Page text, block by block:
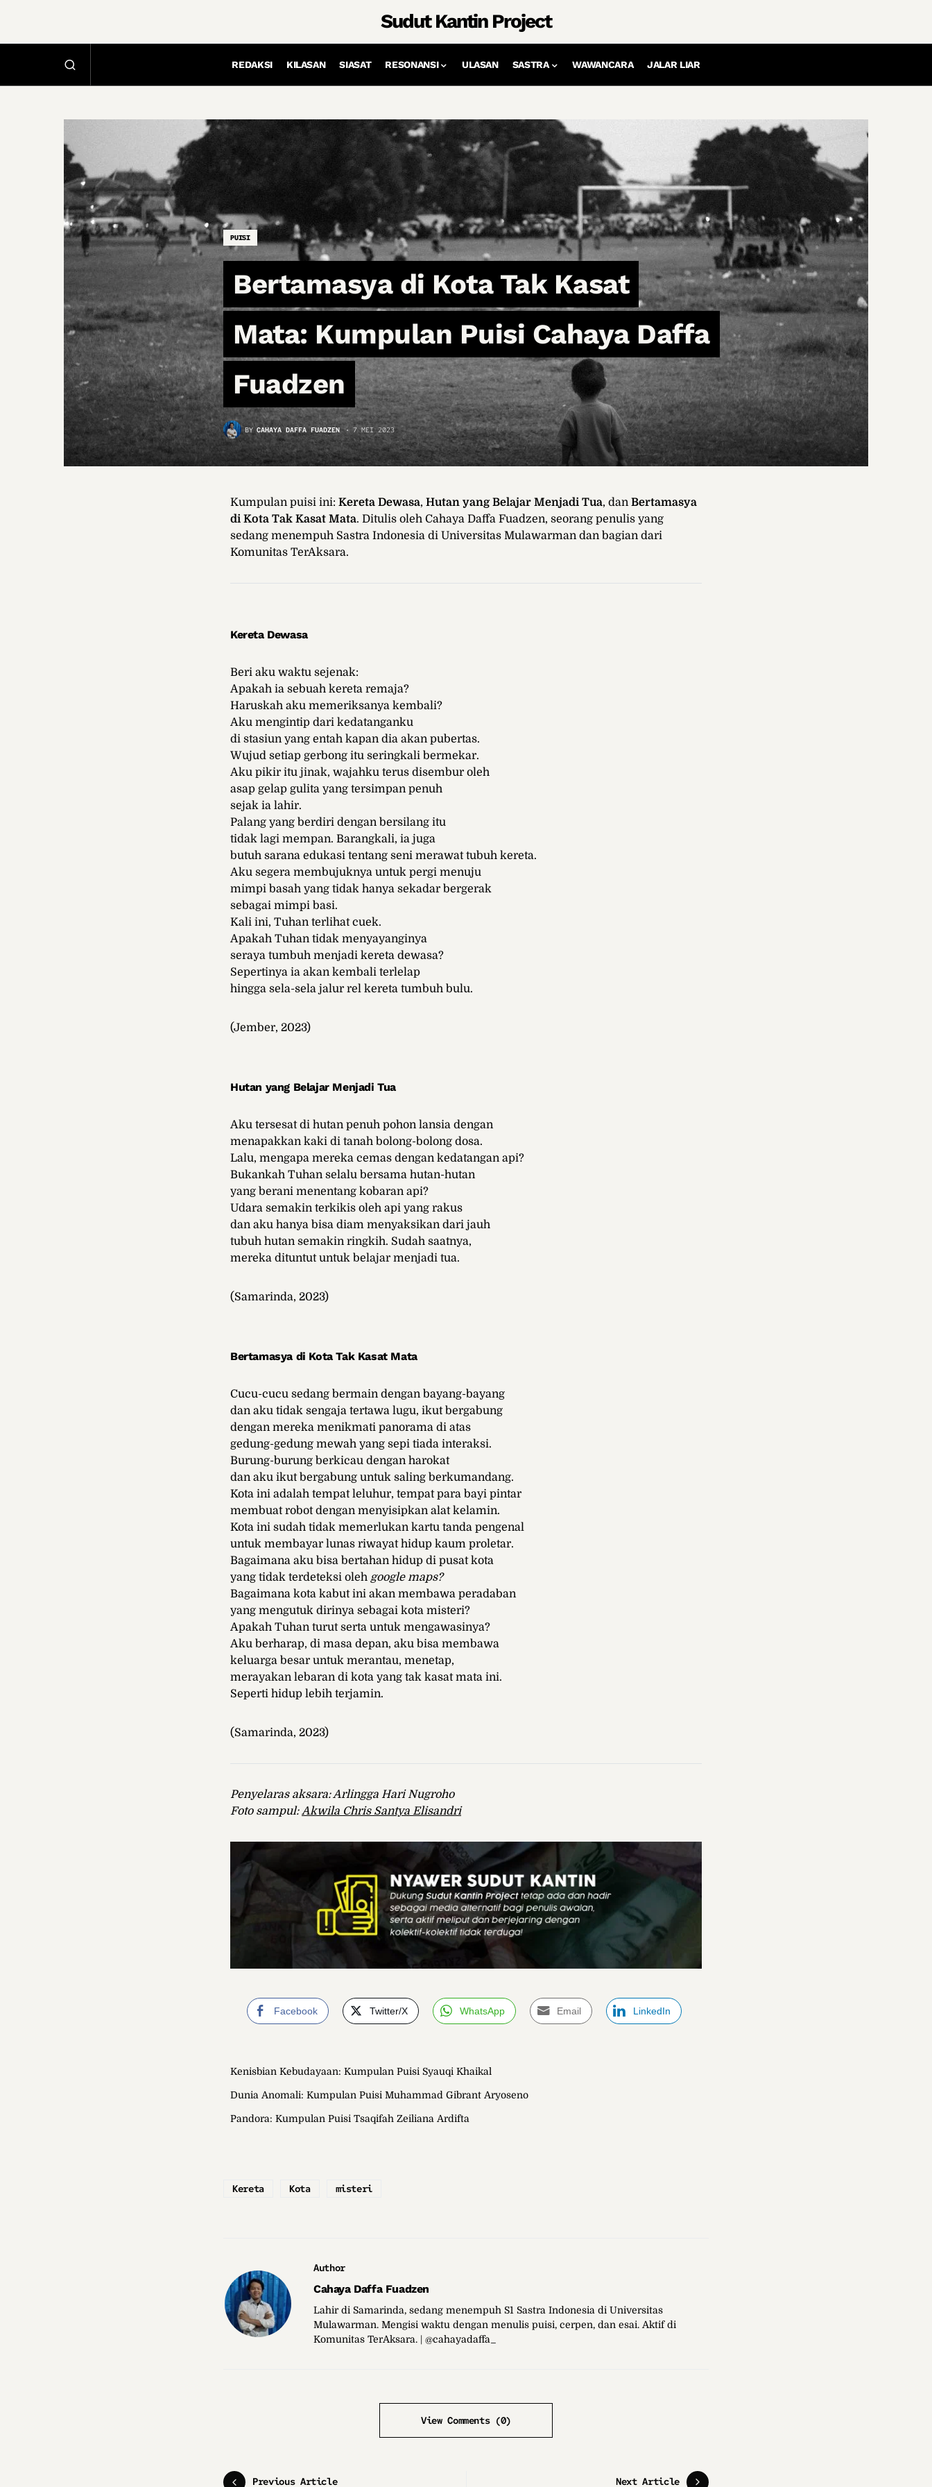
Sudut Kantin Project
REDAKSI KILASAN SIASAT RESONANSI ULASAN SASTRA WAWANCARA JALAR LIAR
PUISI
Bertamasya di Kota Tak Kasat
Mata: Kumpulan Puisi Cahaya Daffa
Fuadzen
BY CAHAYA DAFFA FUADZEN 7 MEI 2023
Kumpulan puisi ini: Kereta Dewasa, Hutan yang Belajar Menjadi Tua, dan Bertamasya
di Kota Tak Kasat Mata. Ditulis oleh Cahaya Daffa Fuadzen, seorang penulis yang
sedang menempuh Sastra Indonesia di Universitas Mulawarman dan bagian dari
Komunitas TerAksara.
Kereta Dewasa
Beri aku waktu sejenak:
Apakah ia sebuah kereta remaja?
Haruskah aku memeriksanya kembali?
Aku mengintip dari kedatanganku
di stasiun yang entah kapan dia akan pubertas.
Wujud setiap gerbong itu seringkali bermekar.
Aku pikir itu jinak, wajahku terus disembur oleh
asap gelap gulita yang tersimpan penuh
sejak ia lahir.
Palang yang berdiri dengan bersilang itu
tidak lagi mempan. Barangkali, ia juga
butuh sarana edukasi tentang seni merawat tubuh kereta.
Aku segera membujuknya untuk pergi menuju
mimpi basah yang tidak hanya sekadar bergerak
sebagai mimpi basi.
Kali ini, Tuhan terlihat cuek.
Apakah Tuhan tidak menyayanginya
seraya tumbuh menjadi kereta dewasa?
Sepertinya ia akan kembali terlelap
hingga sela-sela jalur rel kereta tumbuh bulu.
(Jember, 2023)
Hutan yang Belajar Menjadi Tua
Aku tersesat di hutan penuh pohon lansia dengan
menapakkan kaki di tanah bolong-bolong dosa.
Lalu, mengapa mereka cemas dengan kedatangan api?
Bukankah Tuhan selalu bersama hutan-hutan
yang berani menentang kobaran api?
Udara semakin terkikis oleh api yang rakus
dan aku hanya bisa diam menyaksikan dari jauh
tubuh hutan semakin ringkih. Sudah saatnya,
mereka dituntut untuk belajar menjadi tua.
(Samarinda, 2023)
Bertamasya di Kota Tak Kasat Mata
Cucu-cucu sedang bermain dengan bayang-bayang
dan aku tidak sengaja tertawa lugu, ikut bergabung
dengan mereka menikmati panorama di atas
gedung-gedung mewah yang sepi tiada interaksi.
Burung-burung berkicau dengan harokat
dan aku ikut bergabung untuk saling berkumandang.
Kota ini adalah tempat leluhur, tempat para bayi pintar
membuat robot dengan menyisipkan alat kelamin.
Kota ini sudah tidak memerlukan kartu tanda pengenal
untuk membayar lunas riwayat hidup kaum proletar.
Bagaimana aku bisa bertahan hidup di pusat kota
yang tidak terdeteksi oleh google maps?
Bagaimana kota kabut ini akan membawa peradaban
yang mengutuk dirinya sebagai kota misteri?
Apakah Tuhan turut serta untuk mengawasinya?
Aku berharap, di masa depan, aku bisa membawa
keluarga besar untuk merantau, menetap,
merayakan lebaran di kota yang tak kasat mata ini.
Seperti hidup lebih terjamin.
(Samarinda, 2023)
Penyelaras aksara: Arlingga Hari Nugroho
Foto sampul:Akwila Chris Santya Elisandri
Facebook Twitter/X WhatsApp Email LinkedIn
Kenisbian Kebudayaan: Kumpulan Puisi Syauqi Khaikal
Dunia Anomali: Kumpulan Puisi Muhammad Gibrant Aryoseno
Pandora: Kumpulan Puisi Tsaqifah Zeiliana Ardifta
Kereta Kota misteri
Author
Cahaya Daffa Fuadzen
Lahir di Samarinda, sedang menempuh S1 Sastra Indonesia di Universitas
Mulawarman. Mengisi waktu dengan menulis puisi, cerpen, dan esai. Aktif di
Komunitas TerAksara. | @cahayadaffa_
View Comments (0)
Previous Article Next Article